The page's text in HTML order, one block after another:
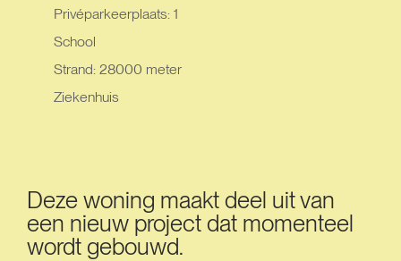
Privéparkeerplaats: 1
School
Strand: 28000 meter
Ziekenhuis
Deze woning maakt deel uit van
een nieuw project dat momenteel
wordt gebouwd.